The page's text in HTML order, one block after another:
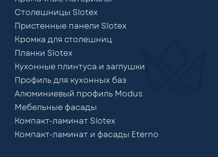
Столешницы Slotex
Пристенные панели Slotex
Кромка для столешниц
Планки Slotex
Кухонные плинтуса и заглушки
Профиль для кухонных баз
Алюминиевый профиль Modus
Мебельные фасады
Компакт-ламинат Slotex
Компакт-ламинат и фасады Eterno